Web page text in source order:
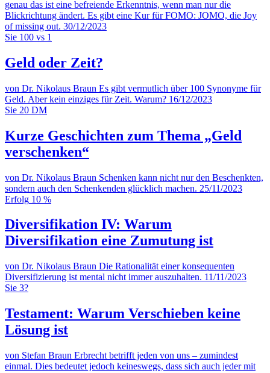
genau das ist eine befreiende Erkenntnis, wenn man nur die
Blickrichtung ändert. Es gibt eine Kur für FOMO: JOMO, die Joy
of missing out. 30/12/2023
Sie 100 vs 1
Geld oder Zeit?
von Dr. Nikolaus Braun Es gibt vermutlich über 100 Synonyme für
Geld. Aber kein einziges für Zeit. Warum? 16/12/2023
Sie 20 DM
Kurze Geschichten zum Thema „Geld
verschenken“
von Dr. Nikolaus Braun Schenken kann nicht nur den Beschenkten,
sondern auch den Schenkenden glücklich machen. 25/11/2023
Erfolg 10 %
Diversifikation IV: Warum
Diversifikation eine Zumutung ist
von Dr. Nikolaus Braun Die Rationalität einer konsequenten
Diversifizierung ist mental nicht immer auszuhalten. 11/11/2023
Sie 3?
Testament: Warum Verschieben keine
Lösung ist
von Stefan Braun Erbrecht betrifft jeden von uns – zumindest
einmal. Dies bedeutet jedoch keineswegs, dass sich auch jeder mit